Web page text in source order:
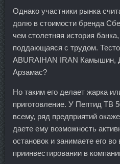
Однако участники рынка
долю в стоимости бренда
чем столетняя история
поддающаяся с трудом.
ABURAIHAN IRAN Камышин,
Арзамас?
Но таким его делает жарка
приготовление. У Пептид TB
всему, ряд предприятий
даете ему возможность
остановок и занимаете его
приинвестировании в